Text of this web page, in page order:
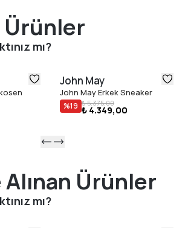
Ürünler
mı?
John May
John May Erkek Sneaker
%19 ₺ 5.375,00
₺ 4.349,00
Ürünler
mı?